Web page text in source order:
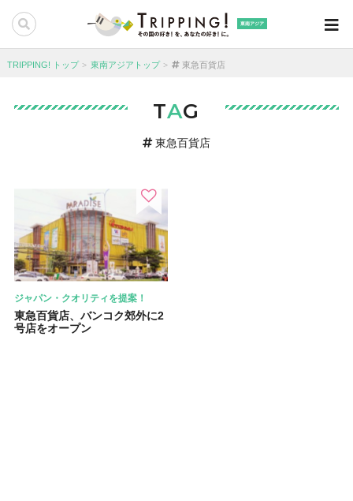
東南アジア
TRIPPING! トップ 東南アジアトップ 東急百貨店
TAG
東急百貨店
ジャパン・クオリティを提案！
東急百貨店、バンコク郊外に2
号店をオープン